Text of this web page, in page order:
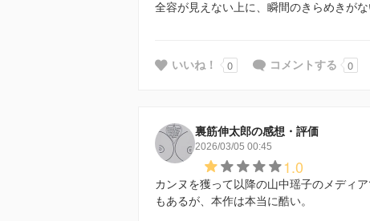
全容が見えない上に、瞬間のきらめきがな
いいね！ 0 コメントする 0
裏筋伸太郎の感想・評価
2026/03/05 00:45
1.0
カンヌを獲って以降の山中瑶子のメディ
もあるが、本作は本当に酷い。